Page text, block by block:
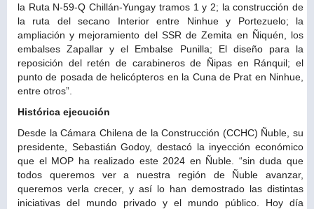
la Ruta N-59-Q Chillán-Yungay tramos 1 y 2; la construcción de
la ruta del secano Interior entre Ninhue y Portezuelo; la
ampliación y mejoramiento del SSR de Zemita en Ñiquén, los
embalses Zapallar y el Embalse Punilla; El diseño para la
reposición del retén de carabineros de Ñipas en Ránquil; el
punto de posada de helicópteros en la Cuna de Prat en Ninhue,
entre otros”.
Histórica ejecución
Desde la Cámara Chilena de la Construcción (CCHC) Ñuble, su
presidente, Sebastián Godoy, destacó la inyección económico
que el MOP ha realizado este 2024 en Ñuble. “sin duda que
todos queremos ver a nuestra región de Ñuble avanzar,
queremos verla crecer, y así lo han demostrado las distintas
iniciativas del mundo privado y el mundo público. Hoy día